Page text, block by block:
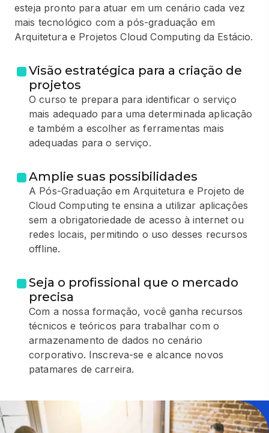
esteja pronto para atuar em um cenário cada vez
mais tecnológico com a pós-graduação em
Arquitetura e Projetos Cloud Computing da Estácio.
Visão estratégica para a criação de
projetos
O curso te prepara para identificar o serviço
mais adequado para uma determinada aplicação
e também a escolher as ferramentas mais
adequadas para o serviço.
Amplie suas possibilidades
A Pós-Graduação em Arquitetura e Projeto de
Cloud Computing te ensina a utilizar aplicações
sem a obrigatoriedade de acesso à internet ou
redes locais, permitindo o uso desses recursos
offline.
Seja o profissional que o mercado
precisa
Com a nossa formação, você ganha recursos
técnicos e teóricos para trabalhar com o
armazenamento de dados no cenário
corporativo. Inscreva-se e alcance novos
patamares de carreira.